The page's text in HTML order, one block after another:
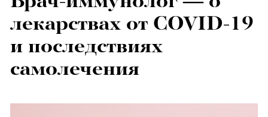
лекарствах от COVID-19
и последствиях
самолечения